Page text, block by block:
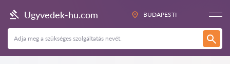
Ugyvedek-hu.com BUDAPESTI